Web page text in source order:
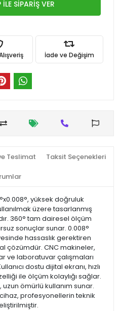
SİPARİŞ VER
İade ve Değişim
Teslimat Taksit Seçenekleri
yüksek doğruluk
üzere tasarlanmış
360° tam dairesel ölçüm
sonuçlar sunar. 0.008°
hassaslık gerektiren
çözümdür. CNC makineler,
ve laboratuvar çalışmaları
dostu dijital ekranı, hızlı
ile ölçüm kolaylığı sağlar.
ömürlü kullanım sunar.
profesyonellerin teknik